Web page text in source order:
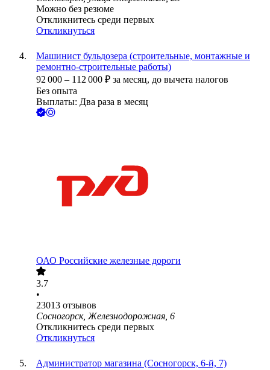
Можно без резюме
Откликнитесь среди первых
Откликнуться
Машинист бульдозера (строительные, монтажные и
ремонтно-строительные работы)
92 000 – 112 000 ₽ за месяц, до вычета налогов
Без опыта
Выплаты: Два раза в месяц
ОАО Российские железные дороги
3.7
•
23013 отзывов
Сосногорск, Железнодорожная, 6
Откликнитесь среди первых
Откликнуться
Администратор магазина (Сосногорск, 6-й, 7)